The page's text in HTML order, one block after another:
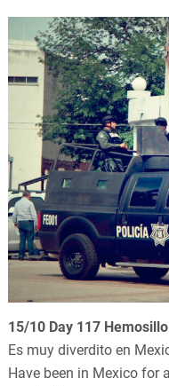
15/10 Day 117
Es muy diverdito en
Have been in Mexico for